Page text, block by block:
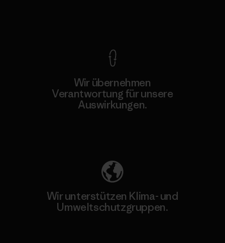
Wir übernehmen
Verantwortung für unsere
Auswirkungen.
Wir unterstützen Klima- und
Umweltschutzgruppen.